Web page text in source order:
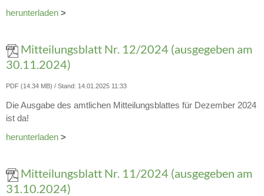
herunterladen >
Mitteilungsblatt Nr. 12/2024 (ausgegeben am
30.11.2024)
PDF (14.34 MB) Stand: 14.01.2025 11:33
Die Ausgabe des amtlichen Mitteilungsblattes für Dezember 2024
ist da!
herunterladen >
Mitteilungsblatt Nr. 11/2024 (ausgegeben am
31.10.2024)